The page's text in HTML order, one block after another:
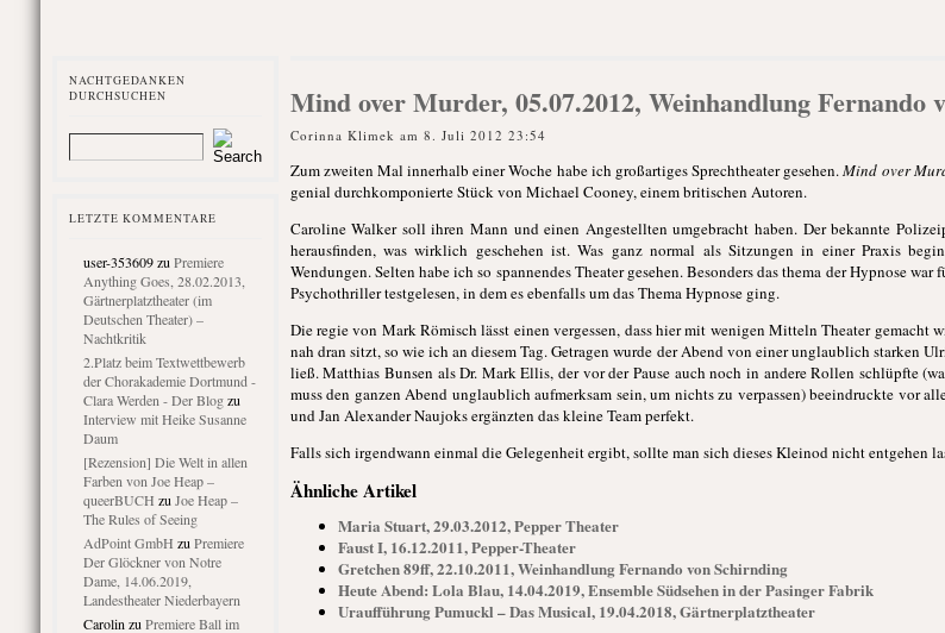
NACHTGEDANKEN
DURCHSUCHEN
LETZTE KOMMENTARE
user-353609zu Premiere
Anything Goes, 28.02.2013,
Gärtnerplatztheater (im
Deutschen Theater) –
Nachtkritik
2.Platz beim Textwettbewerb
der Chorakademie Dortmund -
Clara Werden - Der Blogzu
Interview mit Heike Susanne
Daum
[Rezension] Die Welt in allen
Farben von Joe Heap –
queerBUCH zu Joe Heap –
The Rules of Seeing
AdPoint GmbH zu Premiere
Der Glöckner von Notre
Dame, 14.06.2019,
Landestheater Niederbayern
Carolin zu Premiere Ball im
Mind over Murder, 05.07.2012, Weinhandlung Fernando
Corinna Klimek am 8. Juli 2012 23:54
Zum zweiten Mal innerhalb einer Woche habe ich großartiges Sprechtheater gesehen.Mind over
genial durchkomponierte Stück von Michael Cooney, einem britischen Autoren.
Caroline Walker soll ihren Mann und einen Angestellten umgebracht haben. Der bekannte
herausfinden, was wirklich geschehen ist. Was ganz normal als Sitzungen in einer Praxis
Wendungen. Selten habe ich so spannendes Theater gesehen. Besonders das thema der Hypnose
Psychothriller testgelesen, in dem es ebenfalls um das Thema Hypnose ging.
Die regie von Mark Römisch lässt einen vergessen, dass hier mit wenigen Mitteln Theater gemacht
nah dran sitzt, so wie ich an diesem Tag. Getragen wurde der Abend von einer unglaublich starken
ließ. Matthias Bunsen als Dr. Mark Ellis, der vor der Pause auch noch in andere Rollen schlüpfte
muss den ganzen Abend unglaublich aufmerksam sein, um nichts zu verpassen) beeindruckte vor
und Jan Alexander Naujoks ergänzten das kleine Team perfekt.
Falls sich irgendwann einmal die Gelegenheit ergibt, sollte man sich dieses Kleinod nicht entgehen
Ähnliche Artikel
Maria Stuart, 29.03.2012, Pepper Theater
Faust I, 16.12.2011, Pepper-Theater
Gretchen 89ff, 22.10.2011, Weinhandlung Fernando von Schirnding
Heute Abend: Lola Blau, 14.04.2019, Ensemble Südsehen in der Pasinger Fabrik
Uraufführung Pumuckl – Das Musical, 19.04.2018, Gärtnerplatztheater